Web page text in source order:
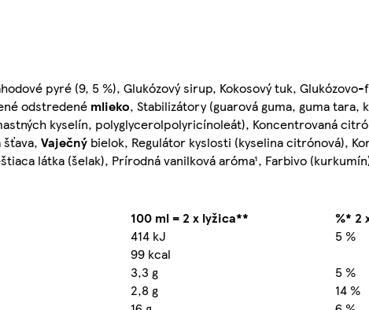
pyré (9, 5 %), Glukózový sirup, Kokosový tuk,
odstredené mlieko, Stabilizátory (guarová guma, guma tara,
kyselín, polyglycerolpolyricínoleát), Koncentrovaná
Vaječný bielok, Regulátor kyslosti (kyselina citrónová),
látka (šelak), Prírodná vanilková aróma¹, Farbivo
100 ml = 2 x lyžica**
%* 2
414 kJ
5 %
99 kcal
3,3 g
5 %
2,8 g
14 %